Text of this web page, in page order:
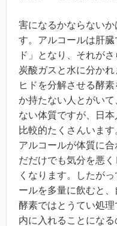
害になるかならない
す。アルコールは肝
ド」となり、それが
炭酸ガスと水に分か
ヒドを分解させる酵
か持たない人とがい
ない体質ですが、日
比較的たくさんいます
アルコールが体質に
だだけでも気分を悪
くなります。したが
ールを多量に飲むと
酵素ではとうてい処
内に入れることにな